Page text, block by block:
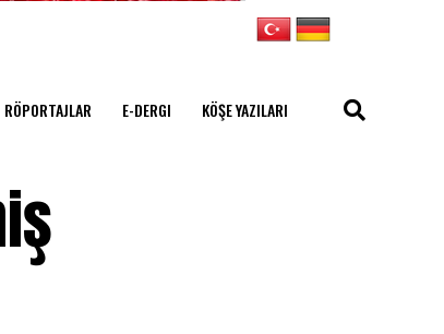
RÖPORTAJLAR E-DERGI KÖŞE YAZILARI